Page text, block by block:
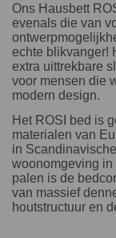
Ons Hausbett
evenals die van
echte blikvanger!
extra uittrekbare
voor mensen die
modern design.
Het ROSI bed is
materialen van
in
woonomgeving in
palen is de
van massief
houtstructuur en